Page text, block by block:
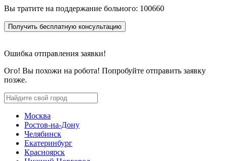
Вы тратите на поддержание больного: 100660
Получить бесплатную консультацию
Ошибка отправления заявки!
Ого! Вы похожи на робота! Попробуйте отправить заявку
позже.
Москва
Ростов-на-Дону
Челябинск
Екатеринбург
Красноярск